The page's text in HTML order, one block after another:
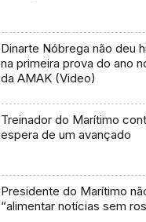
Dinarte Nóbrega não deu
na primeira prova do ano
da AMAK (Video)
Treinador do Marítimo
espera de um avançado
Presidente do Marítimo
“alimentar notícias sem